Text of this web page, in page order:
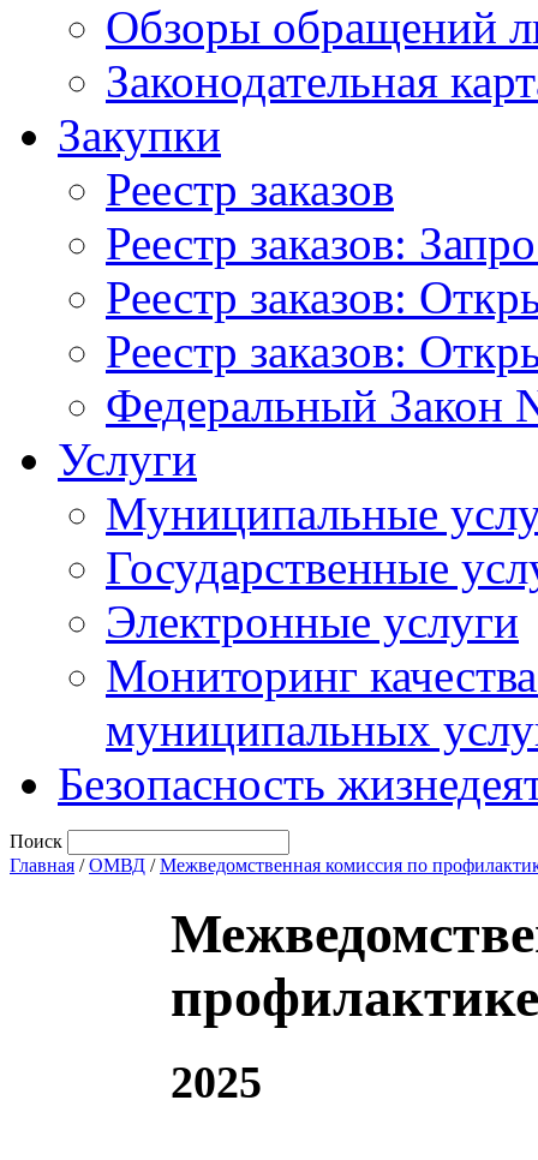
Обзоры обращений
Законодательная
Закупки
Реестр заказов
Реестр заказов:
Реестр заказов:
Реестр заказов:
Федеральный Закон
Услуги
Муниципальные
Государственные
Электронные услуги
Мониторинг
муниципальных
Безопасность
Поиск
Главная /ОМВД /Межведомственная комиссия по
2025